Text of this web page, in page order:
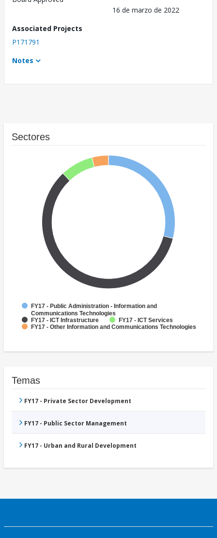
16 de marzo de 2022
Associated Projects
P171791
Notes
Sectores
FY17 - Public Administration - Information and
Communications Technologies
FY17 - ICT Infrastructure
FY17 - ICT Services
FY17 - Other Information and Communications Technologies
Temas
FY17 - Private Sector Development
FY17 - Public Sector Management
FY17 - Urban and Rural Development